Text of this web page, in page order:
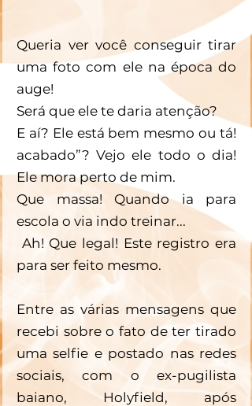
Queria ver você conseguir tirar
uma foto com ele na época do
auge!
Será que ele te daria atenção?
E aí? Ele está bem mesmo ou tá!
acabado”? Vejo ele todo o dia!
Ele mora perto de mim.
Que massa! Quando ia para
escola o via indo treinar...
para ser feito mesmo.
Entre as várias mensagens que
recebi sobre o fato de ter tirado
uma selfie e postado nas redes
sociais, com o ex-pugilista
baiano, Holyfield, após